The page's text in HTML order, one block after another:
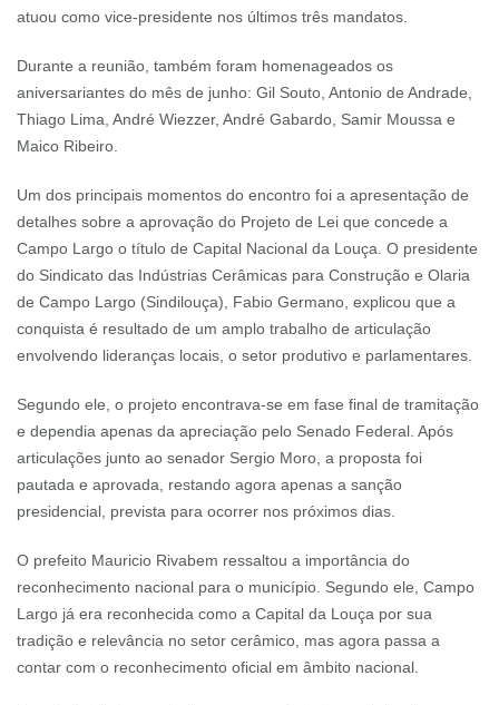
atuou como vice-presidente nos últimos três mandatos.
Durante a reunião, também foram homenageados os
aniversariantes do mês de junho: Gil Souto, Antonio de Andrade,
Thiago Lima, André Wiezzer, André Gabardo, Samir Moussa e
Maico Ribeiro.
Um dos principais momentos do encontro foi a apresentação de
detalhes sobre a aprovação do Projeto de Lei que concede a
Campo Largo o título de Capital Nacional da Louça. O presidente
do Sindicato das Indústrias Cerâmicas para Construção e Olaria
de Campo Largo (Sindilouça), Fabio Germano, explicou que a
conquista é resultado de um amplo trabalho de articulação
envolvendo lideranças locais, o setor produtivo e parlamentares.
Segundo ele, o projeto encontrava-se em fase final de tramitação
e dependia apenas da apreciação pelo Senado Federal. Após
articulações junto ao senador Sergio Moro, a proposta foi
pautada e aprovada, restando agora apenas a sanção
presidencial, prevista para ocorrer nos próximos dias.
O prefeito Mauricio Rivabem ressaltou a importância do
reconhecimento nacional para o município. Segundo ele, Campo
Largo já era reconhecida como a Capital da Louça por sua
tradição e relevância no setor cerâmico, mas agora passa a
contar com o reconhecimento oficial em âmbito nacional.